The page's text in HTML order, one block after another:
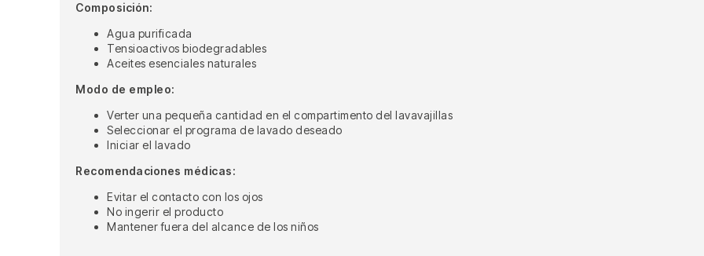
Composición:
Agua purificada
Tensioactivos biodegradables
Aceites esenciales naturales
Modo de empleo:
Verter una pequeña cantidad en el compartimento del lavavajillas
Seleccionar el programa de lavado deseado
Iniciar el lavado
Recomendaciones médicas:
Evitar el contacto con los ojos
No ingerir el producto
Mantener fuera del alcance de los niños